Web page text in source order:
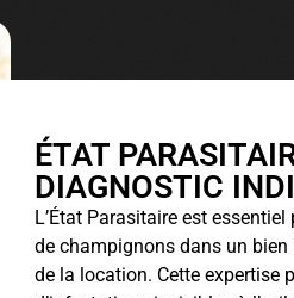
ÉTAT
DIAGNOSTIC
L’État Parasitaire est essentiel
de champignons dans un
de la location. Cette expertise